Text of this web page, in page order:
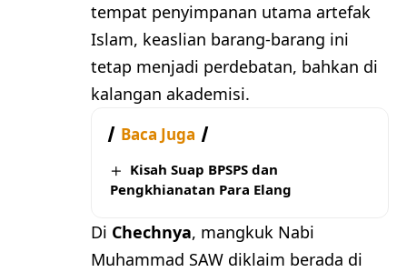
tempat penyimpanan utama artefak
Islam, keaslian barang-barang ini
tetap menjadi perdebatan, bahkan di
kalangan akademisi.
Baca Juga
Kisah Suap BPSPS dan
Pengkhianatan Para Elang
Di Chechnya, mangkuk Nabi
Muhammad SAW diklaim berada di